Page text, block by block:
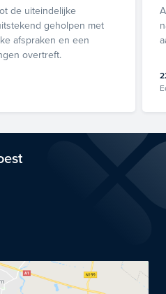
de uiteindelijke
geholpen met
afspraken en een
overtreft.